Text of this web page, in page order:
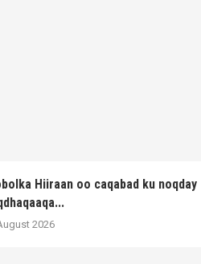
Hiiraan oo caqabad ku noqday
2026